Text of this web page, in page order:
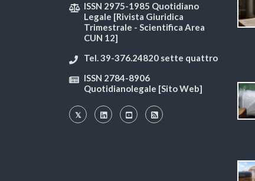
ISSN 2975-1985 Quotidiano
Legale [Rivista Giuridica
Trimestrale - Scientifica Area
CUN 12]
Tel. 39-376.24820 sette quattro
ISSN 2784-8906
Quotidianolegale [Sito Web]